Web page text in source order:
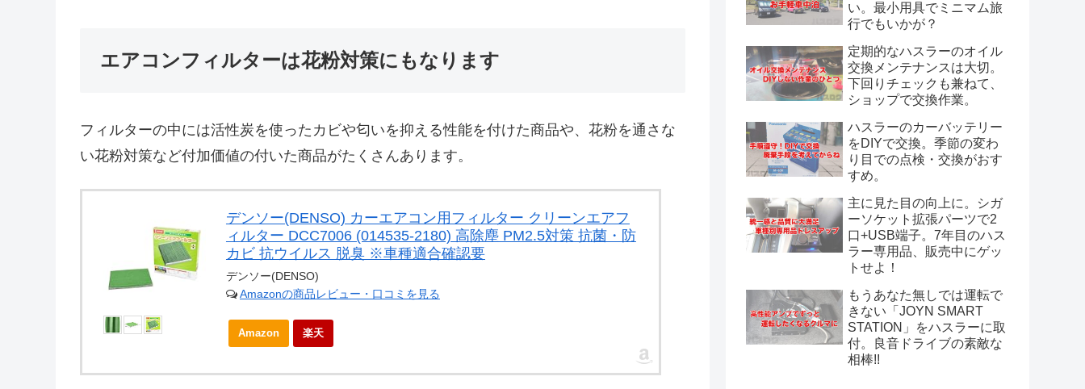
エアコンフィルターは花粉対策にもなります
フィルターの中には活性炭を使ったカビや匂いを抑える性能を付けた商品や、花粉を通さな
い花粉対策など付加価値の付いた商品がたくさんあります。
デンソー(DENSO) カーエアコン用フィルター クリーンエアフ
ィルター DCC7006 (014535-2180) 高除塵 PM2.5対策 抗菌・防
カビ 抗ウイルス 脱臭 ※車種適合確認要
デンソー(DENSO)
Amazonの商品レビュー・口コミを見る
Amazon 楽天
い。最小用具でミニマム旅
行でもいかが？
定期的なハスラーのオイル
交換メンテナンスは大切。
下回りチェックも兼ねて、
ショップで交換作業。
ハスラーのカーバッテリー
をDIYで交換。季節の変わ
り目での点検・交換がおす
すめ。
主に見た目の向上に。シガ
ーソケット拡張パーツで2
口+USB端子。7年目のハス
ラー専用品、販売中にゲッ
トせよ！
もうあなた無しでは運転で
きない「JOYN SMART
STATION」をハスラーに取
付。良音ドライブの素敵な
相棒!!